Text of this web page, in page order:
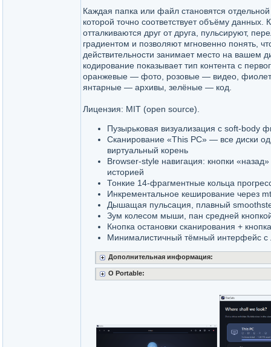
Каждая папка или файл становятся
которой точно соответствует объёму данных.
отталкиваются друг от друга, пульсируют,
градиентом и позволяют мгновенно понять,
действительности занимает место на вашем
кодирование показывает тип контента с
оранжевые — фото, розовые — видео,
янтарные — архивы, зелёные — код.
Лицензия: MIT (open source).
Пузырьковая визуализация с soft-body
Сканирование «This PC» — все диски
виртуальный корень
Browser-style навигация: кнопки
историей
Тонкие 14-фрагментные кольца
Инкрементальное кеширование через
Дышащая пульсация, плавный
Зум колесом мыши, пан средней
Кнопка остановки сканирования +
Минималистичный тёмный интерфейс
Дополнительная информация:
O Portable: